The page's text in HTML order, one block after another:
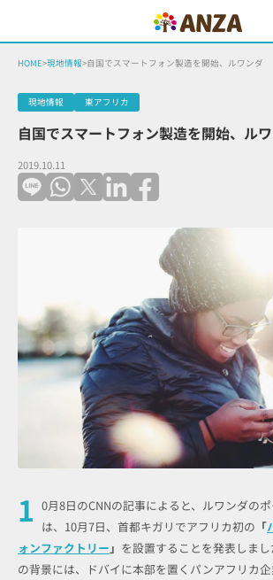
HOME>現地情報>自国でスマートフォン製造を開始、ルワンダ
現地情報 東アフリカ
自国でスマートフォン製造を開始、ル
2019.10.11
1 0月8日のCNNの記事によると、ルワンダの
は、10月7日、首都キガリでアフリカ初の 「
ォンファクトリー」 を設置することを発表しま
の背景には、ドバイに本部を置くパンアフリカ